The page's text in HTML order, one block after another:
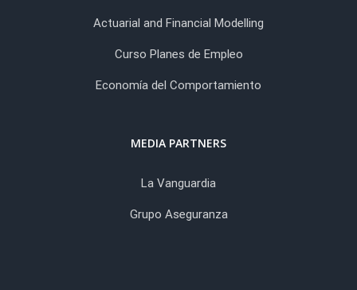
Actuarial and Financial Modelling
Curso Planes de Empleo
Economía del Comportamiento
MEDIA PARTNERS
La Vanguardia
Grupo Aseguranza